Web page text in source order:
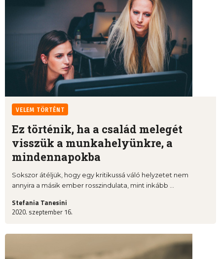
VELEM TÖRTÉNT
Ez történik, ha a család melegét
visszük a munkahelyünkre, a
mindennapokba
Sokszor átéljük, hogy egy kritikussá váló helyzetet nem
annyira a másik ember rosszindulata, mint inkább ...
Stefania Tanesini
2020. szeptember 16.